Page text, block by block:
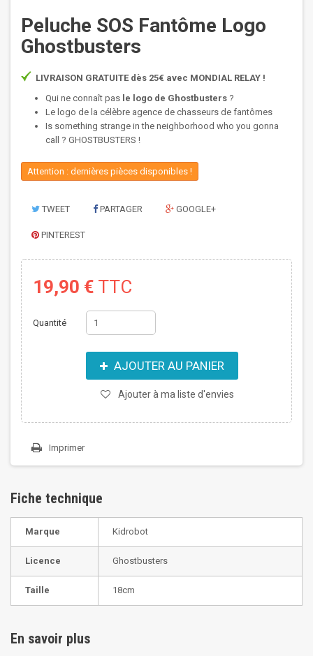
Peluche SOS Fantôme Logo
Ghostbusters
LIVRAISON GRATUITE dès 25€ avec MONDIAL RELAY !
Qui ne connaît pas le logo de Ghostbusters ?
Le logo de la célèbre agence de chasseurs de fantômes
Is something strange in the neighborhood who you gonna
call ? GHOSTBUSTERS !
Attention : dernières pièces disponibles !
TWEET PARTAGER GOOGLE+
PINTEREST
19,90 € TTC
Quantité
AJOUTER AU PANIER
Ajouter à ma liste d'envies
Imprimer
Fiche technique
Marque Kidrobot
Licence Ghostbusters
Taille 18cm
En savoir plus